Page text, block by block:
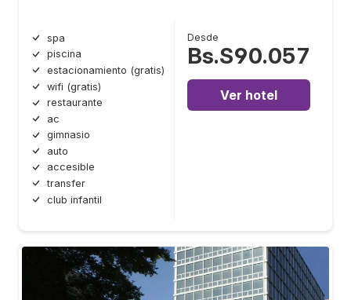
spa
piscina
estacionamiento (gratis)
wifi (gratis)
restaurante
ac
gimnasio
auto
accesible
transfer
club infantil
Desde
Bs.S90.057
Ver hotel